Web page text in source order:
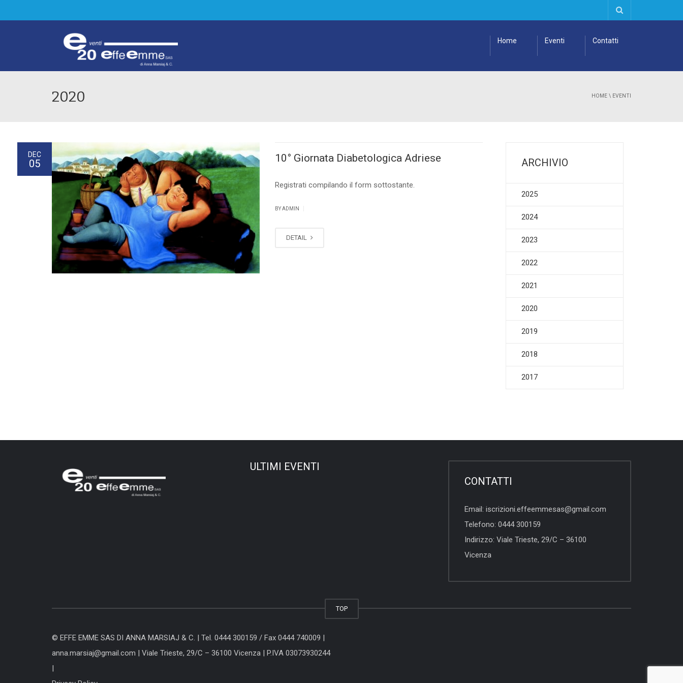
Home Eventi Contatti
2020 HOME \ EVENTI
DEC
05 10° Giornata Diabetologica Adriese
Registrati compilando il form sottostante.
BY ADMIN
DETAIL
ARCHIVIO
2025
2024
2023
2022
2021
2020
2019
2018
2017
ULTIMI EVENTI
CONTATTI
Email: iscrizioni.effeemmesas@gmail.com
Telefono: 0444 300159
Indirizzo: Viale Trieste, 29/C – 36100
Vicenza
TOP
© EFFE EMME SAS DI ANNA MARSIAJ & C. | Tel. 0444 300159 / Fax 0444 740009 |
anna.marsiaj@gmail.com | Viale Trieste, 29/C – 36100 Vicenza | P.IVA 03073930244
|